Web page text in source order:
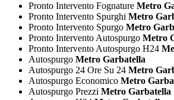
Pronto Intervento Fognature Metro
Pronto Intervento Spurghi Metro
Pronto Intervento Spurgo Metro
Pronto Intervento Autospurgo Metro
Pronto Intervento Autospurgo H24
Autospurgo Metro Garbatella
Autospurgo 24 Ore Su 24 Metro
Autospurgo Economico Metro
Autospurgo Prezzi Metro Garbatella